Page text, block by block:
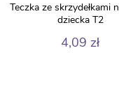
Teczka ze skrzydełkami
dziecka T2
4,09 zł